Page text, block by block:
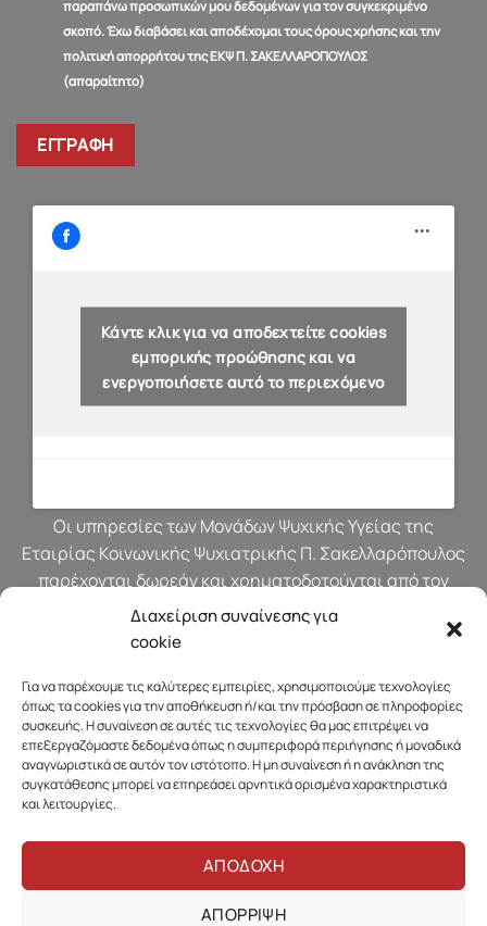
Διαχείριση συναίνεσης για
cookie
Για να παρέχουμε τις καλύτερες εμπειρίες, χρησιμοποιούμε τεχνολογίες
όπως τα cookies για την αποθήκευση ή/και την πρόσβαση σε πληροφορίες
συσκευής. Η συναίνεση σε αυτές τις τεχνολογίες θα μας επιτρέψει να
επεξεργαζόμαστε δεδομένα όπως η συμπεριφορά περιήγησης ή μοναδικά
αναγνωριστικά σε αυτόν τον ιστότοπο. Η μη συναίνεση ή η ανάκληση της
συγκατάθεσης μπορεί να επηρεάσει αρνητικά ορισμένα χαρακτηριστικά
και λειτουργίες.
ΑΠΟΔΟΧΗ
ΑΠΟΡΡΙΨΗ
παραπάνω προσωπικών μου δεδομένων για τον συγκεκριμένο
σκοπό. Έχω διαβάσει και αποδέχομαι τους όρους χρήσης και την
πολιτική απορρήτου της ΕΚΨ Π. ΣΑΚΕΛΛΑΡΟΠΟΥΛΟΣ
(απαραίτητο)
Κάντε κλικ για να αποδεχτείτε cookies
εμπορικής προώθησης και να
ενεργοποιήσετε αυτό το περιεχόμενο
Οι υπηρεσίες των Μονάδων Ψυχικής Υγείας της
Εταιρίας Κοινωνικής Ψυχιατρικής Π. Σακελλαρόπουλος
παρέχονται δωρεάν και χρηματοδοτούνται από τον
προϋπολογισμό του Υπουργείου Υγείας.